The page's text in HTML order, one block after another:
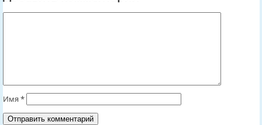
Имя *